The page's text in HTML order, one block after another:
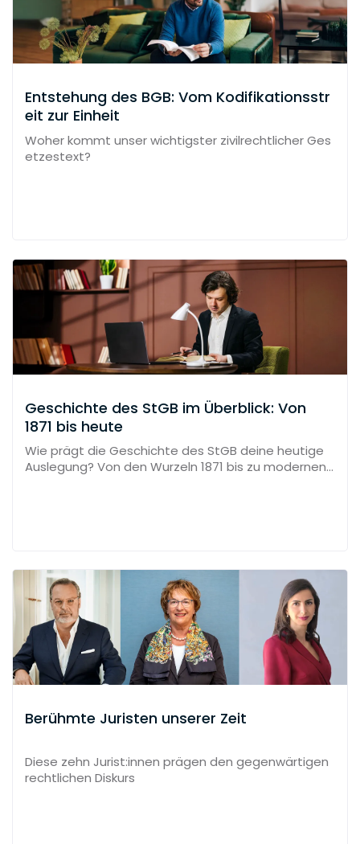
Entstehung des BGB: Vom Kodifikationsstr
eit zur Einheit
Woher kommt unser wichtigster zivilrechtlicher Ges
etzestext?
Geschichte des StGB im Überblick: Von
1871 bis heute
Wie prägt die Geschichte des StGB deine heutige
Auslegung? Von den Wurzeln 1871 bis zu modernen
Berühmte Juristen unserer Zeit
Diese zehn Jurist:innen prägen den gegenwärtigen
rechtlichen Diskurs